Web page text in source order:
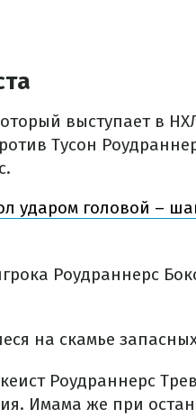
выступает в
Тусон
ударом головой –
Роудраннерс
на скамье
Роудраннерс
Имама же при